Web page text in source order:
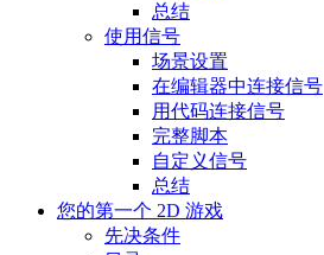
总结
使用信号
场景设置
在编辑器中连接信号
用代码连接信号
完整脚本
自定义信号
总结
您的第一个 2D 游戏
先决条件